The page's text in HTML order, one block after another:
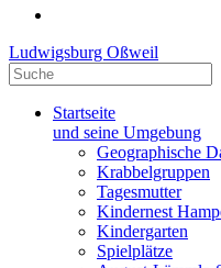
Ludwigsburg Oßweil
Startseite
und seine Umgebung
Geographische
Krabbelgruppen
Tagesmutter
Kindernest
Kindergarten
Spielplätze